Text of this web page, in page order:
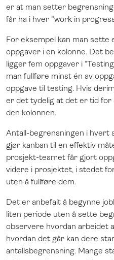
er at man setter
får ha i hver "work in
For eksempel kan man sette
oppgaver i en kolonne. Det
ligger fem oppgaver i
man fullføre minst én av
oppgave til testing. Hvis
er det tydelig at det er tid for
den kolonnen.
Antall-begrensningen i hvert
gjør kanban til en effektiv
prosjekt-teamet får gjort
videre i prosjektet, i stedet
uten å fullføre dem.
Det er anbefalt å begynne
liten periode uten å sette
observere hvordan arbeidet
hvordan det går kan dere
antallsbegrensning. Mange